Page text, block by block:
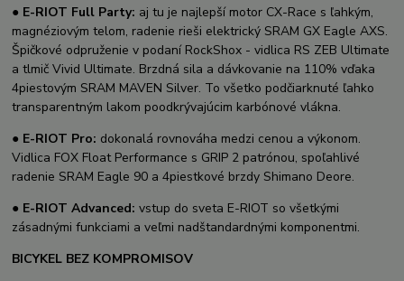
● E-RIOT Full Party: aj tu je najlepší motor CX-Race s ľahkým,
magnéziovým telom, radenie rieši elektrický SRAM GX Eagle AXS.
Špičkové odpruženie v podaní RockShox - vidlica RS ZEB Ultimate
a tlmič Vivid Ultimate. Brzdná sila a dávkovanie na 110% vďaka
4piestovým SRAM MAVEN Silver. To všetko podčiarknuté ľahko
transparentným lakom poodkrývajúcim karbónové vlákna.
● E-RIOT Pro: dokonalá rovnováha medzi cenou a výkonom.
Vidlica FOX Float Performance s GRIP 2 patrónou, spoľahlivé
radenie SRAM Eagle 90 a 4piestkové brzdy Shimano Deore.
● E-RIOT Advanced: vstup do sveta E-RIOT so všetkými
zásadnými funkciami a veľmi nadštandardnými komponentmi.
BICYKEL BEZ KOMPROMISOV